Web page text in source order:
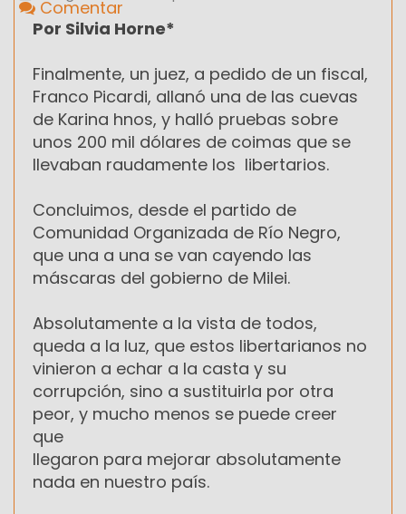
Comentar
Por Silvia Horne*
Finalmente, un juez, a pedido de un fiscal,
Franco Picardi, allanó una de las cuevas
de Karina hnos, y halló pruebas sobre
unos 200 mil dólares de coimas que se
llevaban raudamente los libertarios.
Concluimos, desde el partido de
Comunidad Organizada de Río Negro,
que una a una se van cayendo las
máscaras del gobierno de Milei.
Absolutamente a la vista de todos,
queda a la luz, que estos libertarianos no
vinieron a echar a la casta y su
corrupción, sino a sustituirla por otra
peor, y mucho menos se puede creer
que
llegaron para mejorar absolutamente
nada en nuestro país.